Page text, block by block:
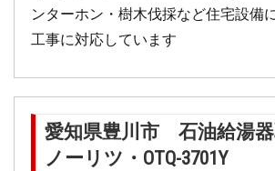
ンターホン・樹木伐採など住宅設備
工事に対応しています
愛知県豊川市 石油給湯
ノーリツ・OTQ-3701Y